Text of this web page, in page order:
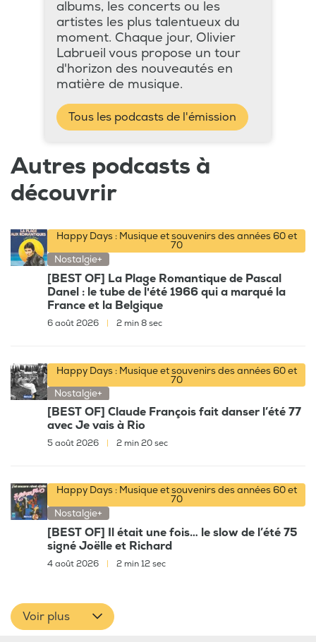
albums, les concerts ou les
artistes les plus talentueux du
moment. Chaque jour, Olivier
Labrueil vous propose un tour
d'horizon des nouveautés en
matière de musique.
Tous les podcasts de l'émission
Autres podcasts à
découvrir
Happy Days : Musique et souvenirs des années 60 et
70
Nostalgie+
[BEST OF] La Plage Romantique de Pascal
Danel : le tube de l'été 1966 qui a marqué la
France et la Belgique
6 août 2026 2 min 8 sec
Happy Days : Musique et souvenirs des années 60 et
70
Nostalgie+
[BEST OF] Claude François fait danser l’été 77
avec Je vais à Rio
5 août 2026 2 min 20 sec
Happy Days : Musique et souvenirs des années 60 et
70
Nostalgie+
[BEST OF] Il était une fois… le slow de l’été 75
signé Joëlle et Richard
4 août 2026 2 min 12 sec
Voir plus